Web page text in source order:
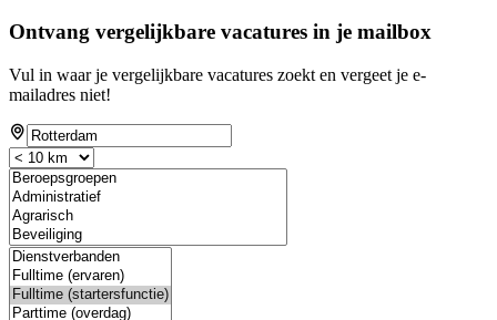
Ontvang vergelijkbare vacatures in je mailbox
Vul in waar je vergelijkbare vacatures zoekt en vergeet je e-
mailadres niet!